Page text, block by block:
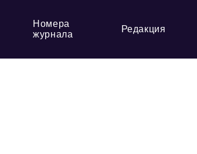
Номера
журнала
Редакция